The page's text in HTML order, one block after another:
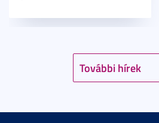
További hírek